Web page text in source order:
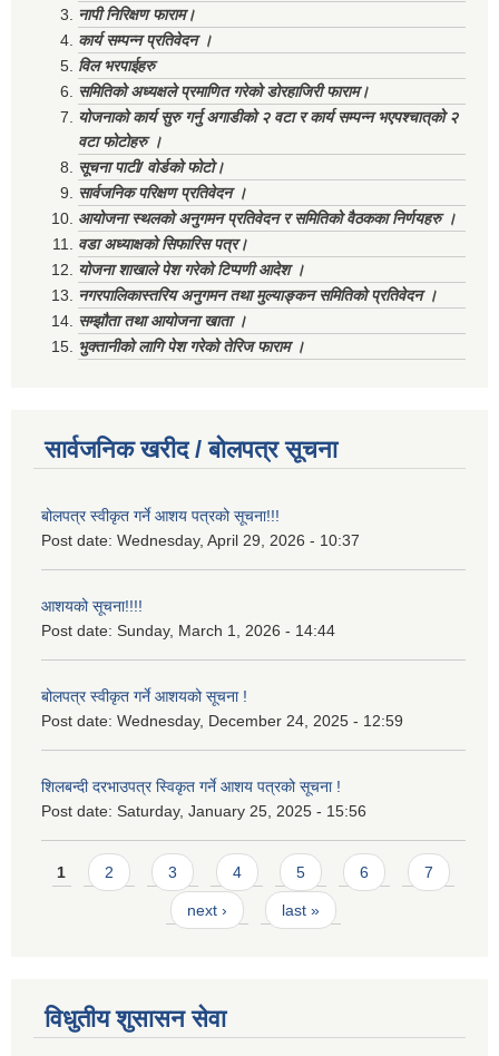
नापी निरिक्षण फाराम।
कार्य सम्पन्न प्रतिवेदन ।
विल भरपाईहरु
समितिको अध्यक्षले प्रमाणित गरेको डोरहाजिरी फाराम।
योजनाको कार्य सुरु गर्नु अगाडीको २ वटा र कार्य सम्पन्न भएपश्चात्‌को २
वटा फोटोहरु ।
सूचना पाटी/ वोर्डको फोटो।
सार्वजनिक परिक्षण प्रतिवेदन ।
आयोजना स्थलको अनुगमन प्रतिवेदन र समितिको वैठकका निर्णयहरु ।
वडा अध्याक्षको सिफारिस पत्र।
योजना शाखाले पेश गरेको टिप्पणी आदेश ।
नगरपालिकास्तरिय अनुगमन तथा मुल्याङ्कन समितिको प्रतिवेदन ।
सम्झौता तथा आयोजना खाता ।
भुक्तानीको लागि पेश गरेको तेरिज फाराम ।
सार्वजनिक खरीद / बोलपत्र सूचना
बोलपत्र स्वीकृत गर्ने आशय पत्रको सूचना!!!
Post date: Wednesday, April 29, 2026 - 10:37
आशयको सूचना!!!!
Post date: Sunday, March 1, 2026 - 14:44
बोलपत्र स्वीकृत गर्ने आशयको सूचना !
Post date: Wednesday, December 24, 2025 - 12:59
शिलबन्दी दरभाउपत्र स्विकृत गर्ने आशय पत्रको सूचना !
Post date: Saturday, January 25, 2025 - 15:56
Pages
1 2 3 4 5 6 7
next › last »
विधुतीय शुसासन सेवा